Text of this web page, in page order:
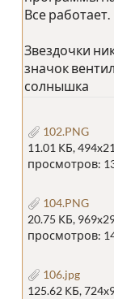
Все работает.
Звездочки
значок
солнышка
102.PNG
11.01 КБ,
просмотров:
104.PNG
20.75 КБ,
просмотров:
106.jpg
125.62 КБ,